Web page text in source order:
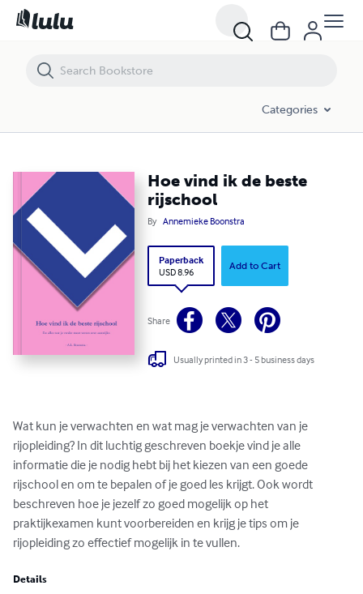
Categories
Hoe vind ik de beste
rijschool
By Annemieke Boonstra
Paperback
USD 8.96
Add to Cart
Share
Usually printed in 3 - 5 business days
Wat kun je verwachten en wat mag je verwachten van je
rijopleiding? In dit luchtig geschreven boekje vind je alle
informatie die je nodig hebt bij het kiezen van een goede
rijschool en om te bepalen of je goed les krijgt. Ook wordt
beschreven hoe je jezelf zo goed mogelijk op het
praktijkexamen kunt voorbereiden en krijg je tips om je
rijopleiding zo effectief mogelijk in te vullen.
Details
Hoe vind ik de beste rijschool